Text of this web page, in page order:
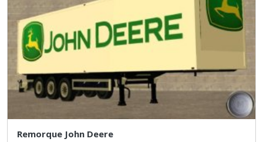
Remorque John Deere